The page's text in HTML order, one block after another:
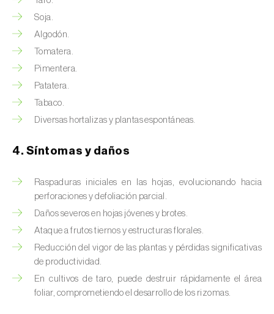
Cacoecia de los frutales (
Cantárida (
Capua de los frutos (
Cecidomía destructora (Mayetiola
Ceutorrinco de la col (
Ceutorrinco de los nabos (Ceutorhynchus
napi)
Chinche de la morera (
Pseudaulacaspis
pentagona )
Chinche de las piñas (Leptoglossus
occidentalis )
Soja.
Algodón.
Tomatera.
Pimentera.
Patatera.
Tabaco.
Diversas hortalizas y plantas espontáneas.
4. Síntomas y daños
Raspaduras iniciales en las hojas, evolucionando hacia
perforaciones y defoliación parcial.
Daños severos en hojas jóvenes y brotes.
Ataque a frutos tiernos y estructuras florales.
Reducción del vigor de las plantas y pérdidas significativas
de productividad.
En cultivos de taro, puede destruir rápidamente el área
foliar, comprometiendo el desarrollo de los rizomas.